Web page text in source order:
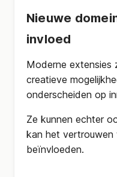
Nieuwe
invloed
Moderne extensies
creatieve
onderscheiden op
Ze kunnen echter
kan het vertrouwen
beïnvloeden.